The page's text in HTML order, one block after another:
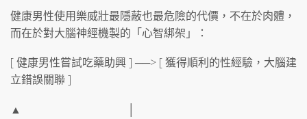
健康男性使用樂威壯最隱蔽也最危險的代價，不在於肉體，
而在於對大腦神經機製的「心智綁架」：
[ 健康男性嘗試吃藥助興 ] ──> [ 獲得順利的性經驗，大腦建
立錯誤關聯 ]
▲ │